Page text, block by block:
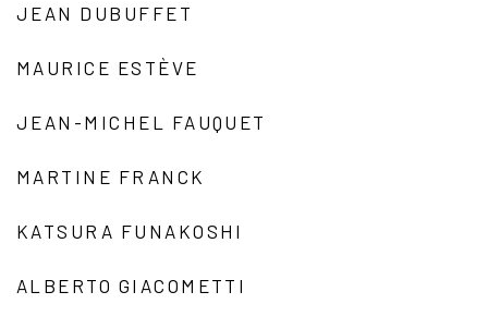
JEAN DUBUFFET
MAURICE ESTÈVE
JEAN-MICHEL FAUQUET
MARTINE FRANCK
KATSURA FUNAKOSHI
ALBERTO GIACOMETTI